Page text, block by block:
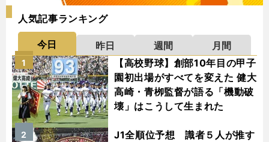
人気記事ランキング
今日 昨日 週間
月間
【高校野球】創部10年目の甲子
園初出場がすべてを変えた 健大
高崎・青栁監督が語る「機動破
壊」はこうして生まれた
1
J1全順位予想 識者５人が推す
2